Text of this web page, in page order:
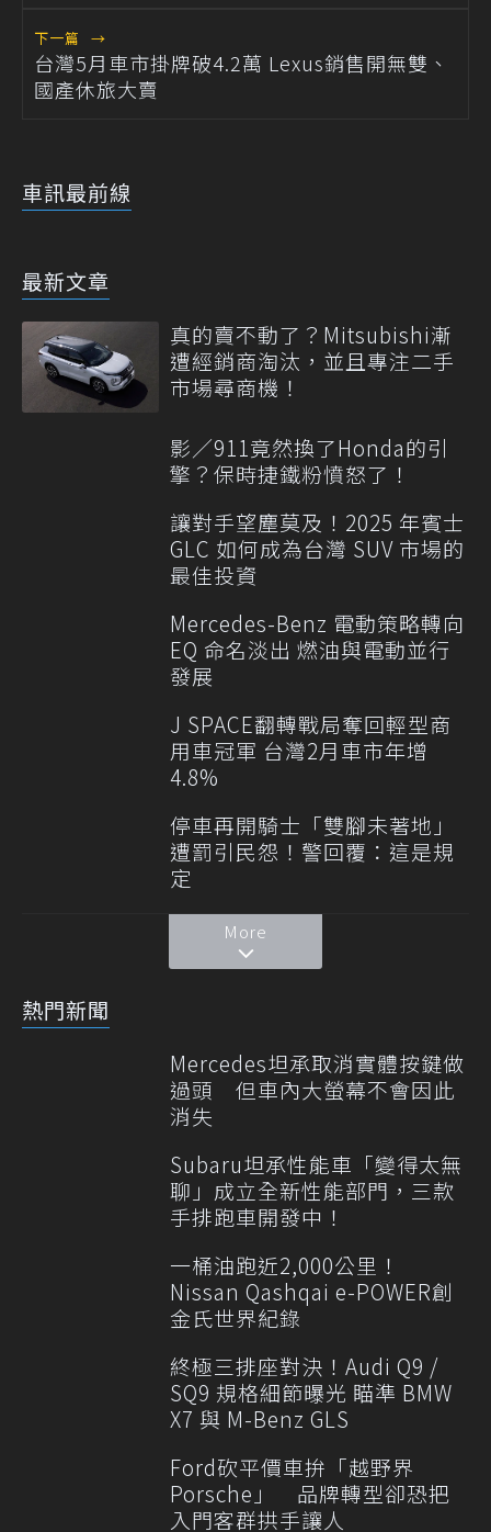
下一篇 →
台灣5月車市掛牌破4.2萬 Lexus銷售開無雙、
國產休旅大賣
車訊最前線
最新文章
真的賣不動了？Mitsubishi漸
遭經銷商淘汰，並且專注二手
市場尋商機！
影／911竟然換了Honda的引
擎？保時捷鐵粉憤怒了！
讓對手望塵莫及！2025 年賓士
GLC 如何成為台灣 SUV 市場的
最佳投資
Mercedes-Benz 電動策略轉向
EQ 命名淡出 燃油與電動並行
發展
J SPACE翻轉戰局奪回輕型商
用車冠軍 台灣2月車市年增
4.8%
停車再開騎士「雙腳未著地」
遭罰引民怨！警回覆：這是規
定
More
熱門新聞
Mercedes坦承取消實體按鍵做
過頭 但車內大螢幕不會因此
消失
Subaru坦承性能車「變得太無
聊」成立全新性能部門，三款
手排跑車開發中！
一桶油跑近2,000公里！
Nissan Qashqai e-POWER創
金氏世界紀錄
終極三排座對決！Audi Q9 /
SQ9 規格細節曝光 瞄準 BMW
X7 與 M-Benz GLS
Ford砍平價車拚「越野界
Porsche」 品牌轉型卻恐把
入門客群拱手讓人